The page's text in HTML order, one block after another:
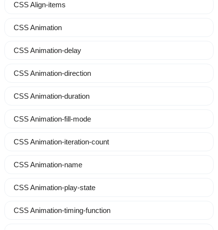
CSS Align-items
CSS Animation
CSS Animation-delay
CSS Animation-direction
CSS Animation-duration
CSS Animation-fill-mode
CSS Animation-iteration-count
CSS Animation-name
CSS Animation-play-state
CSS Animation-timing-function